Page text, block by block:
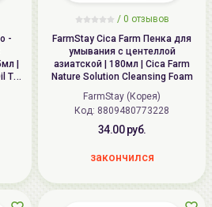
-
|
To
/ 0 отзывов
FarmStay Cica Farm Пенка для
умывания с центеллой
азиатской | 180мл | Cica Farm
Nature Solution Cleansing Foam
FarmStay (Корея)
Код: 8809480773228
34.00 руб.
закончился